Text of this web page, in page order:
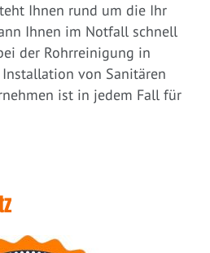
Ihnen rund um die Ihr
Ihnen im Notfall schnell
der Rohrreinigung in
von Sanitären
ist in jedem Fall für